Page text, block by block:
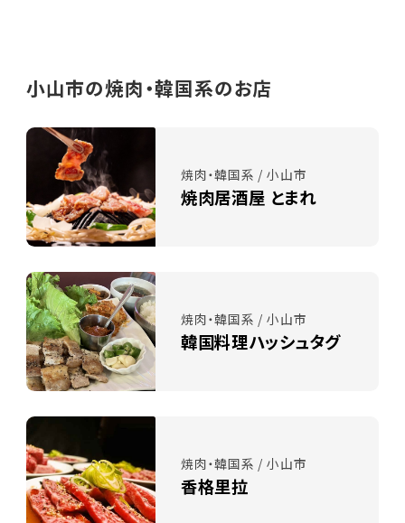
小山市の焼肉・韓国系のお店
焼肉・韓国系 / 小山市
焼肉居酒屋 とまれ
焼肉・韓国系 / 小山市
韓国料理ハッシュタグ
焼肉・韓国系 / 小山市
香格里拉